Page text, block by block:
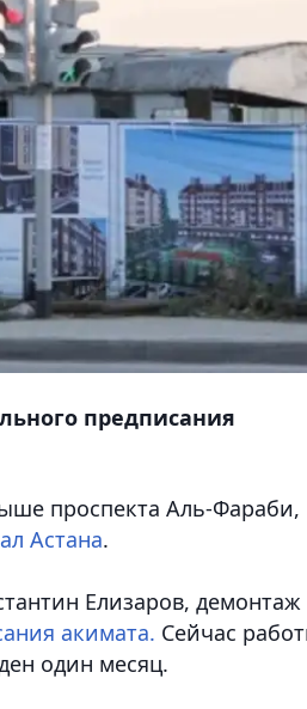
предписания
проспекта Аль-Фараби,
Астана.
Елизаров, демонтаж
акимата. Сейчас
один месяц.